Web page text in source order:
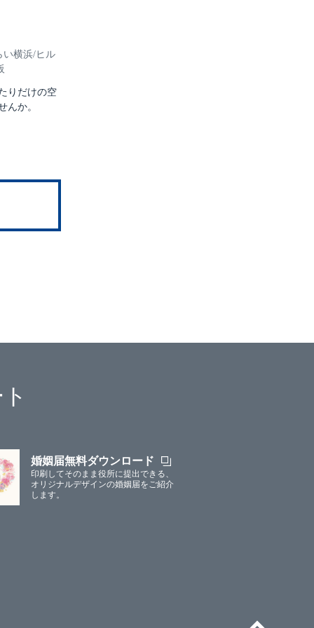
い横浜/ヒル
りだけの空
んか。
婚姻届無料ダウンロード
印刷してそのまま役所に提出できる、
オリジナルデザインの婚姻届をご紹介
します。